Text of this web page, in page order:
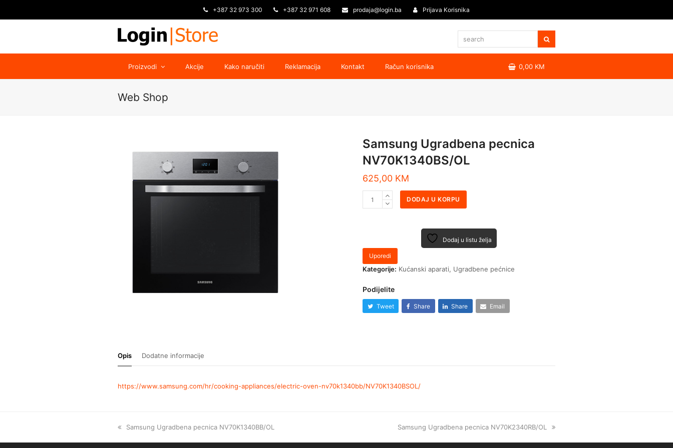
+387 32 973 300 +387 32 971 608 prodaja@login.ba Prijava Korisnika
Proizvodi Akcije Kako naručiti Reklamacija Kontakt Račun korisnika 0,00 KM
Web Shop
Samsung Ugradbena pecnica
NV70K1340BS/OL
625,00 KM
DODAJ U KORPU
Dodaj u listu želja
Uporedi
Kategorije: Kućanski aparati, Ugradbene pećnice
Podijelite
Tweet Share Share Email
Opis Dodatne informacije
https://www.samsung.com/hr/cooking-appliances/electric-oven-nv70k1340bb/NV70K1340BSOL/
Samsung Ugradbena pecnica NV70K1340BB/OL Samsung Ugradbena pecnica NV70K2340RB/OL